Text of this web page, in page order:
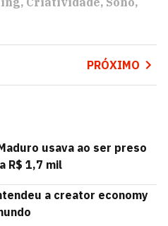
PRÓXIMO
usava ao ser preso
R$ 1,7 mil
a creator economy